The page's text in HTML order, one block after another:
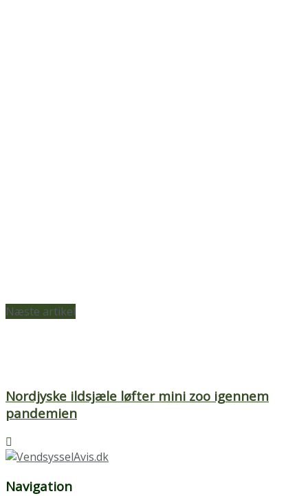
Næste artikel
Nordjyske ildsjæle løfter mini zoo igennem
pandemien
Navigation